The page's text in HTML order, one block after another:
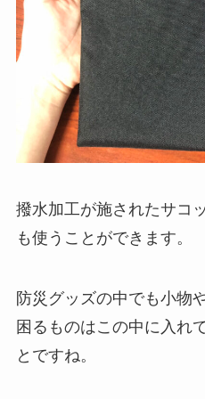
撥水加工が施されたサコ
も使うことができます。
防災グッズの中でも小物
困るものはこの中に入れ
とですね。